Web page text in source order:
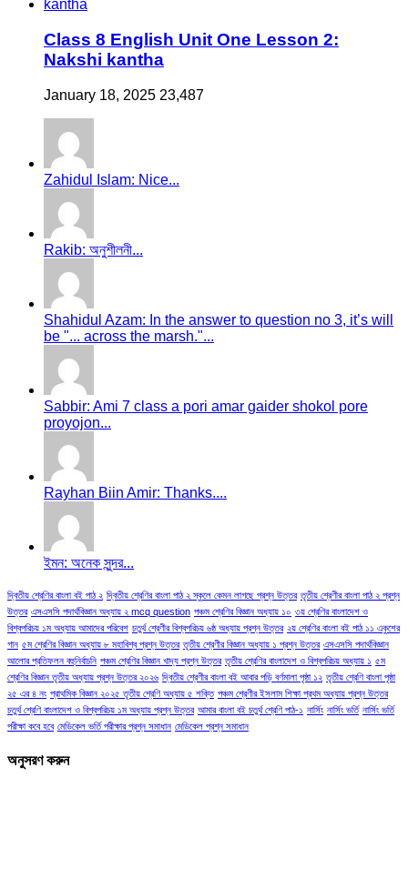
Class 8 English Unit One Lesson 2:
Nakshi kantha
January 18, 2025 23,487
Zahidul Islam: Nice...
Rakib: অনুশীলনী...
Shahidul Azam: In the answer to question no 3, it’s will
be "... across the marsh."...
Sabbir: Ami 7 class a pori amar gaider shokol pore
proyojon...
Rayhan Biin Amir: Thanks....
ইমন: অনেক সুন্দর...
দ্বিতীয় শ্রেণির বাংলা বই পাঠ ২ দ্বিতীয় শ্রেণির বাংলা পাঠ ২ স্কুলে কেমন লাগছে প্রশ্ন উত্তর তৃতীয় শ্রেণীর বাংলা পাঠ ২ প্রশ্ন
উত্তর এসএসসি পদার্থবিজ্ঞান অধ্যায় ২ mcq question পঞ্চম শ্রেণির বিজ্ঞান অধ্যায় ১০ ৩য় শ্রেণির বাংলাদেশ ও
বিশ্বপরিচয় ১ম অধ্যায় আমাদের পরিবেশ চতুর্থ শ্রেণীর বিশ্বপরিচয় ৬ষ্ঠ অধ্যায় প্রশ্ন উত্তর ২য় শ্রেণির বাংলা বই পাঠ ১১ একুশের
গান ৫ম শ্রেণির বিজ্ঞান অধ্যায় ৮ মহাবিশ্ব প্রশ্ন উত্তর তৃতীয় শ্রেণীর বিজ্ঞান অধ্যায় ১ প্রশ্ন উত্তর এসএসসি পদার্থবিজ্ঞান
আলোর প্রতিফলন বহুনির্বাচনি পঞ্চম শ্রেণির বিজ্ঞান খাদ্য প্রশ্ন উত্তর তৃতীয় শ্রেণির বাংলাদেশ ও বিশ্বপরিচয় অধ্যায় ১ ৫ম
শ্রেণির বিজ্ঞান তৃতীয় অধ্যায় প্রশ্ন উত্তর ২০২৬ দ্বিতীয় শ্রেণীর বাংলা বই আবার পড়ি বর্ণমালা পৃষ্ঠা ১২ তৃতীয় শ্রেণি বাংলা পৃষ্ঠা
২৫ এর ৪ নং প্রাথমিক বিজ্ঞান ২০২৫ তৃতীয় শ্রেণি অধ্যায় ৫ শক্তি পঞ্চম শ্রেণীর ইসলাম শিক্ষা প্রথম অধ্যায় প্রশ্ন উত্তর
চতুর্থ শ্রেণি বাংলাদেশ ও বিশ্বপরিচয় ১ম অধ্যায় প্রশ্ন উত্তর আমার বাংলা বই চতুর্থ শ্রেণি পাঠ-১ নার্সিং নার্সিং ভর্তি নার্সিং ভর্তি
পরীক্ষা কবে হবে মেডিকেল ভর্তি পরীক্ষার প্রশ্ন সমাধান মেডিকেল প্রশ্ন সমাধান
অনুসরণ করুন